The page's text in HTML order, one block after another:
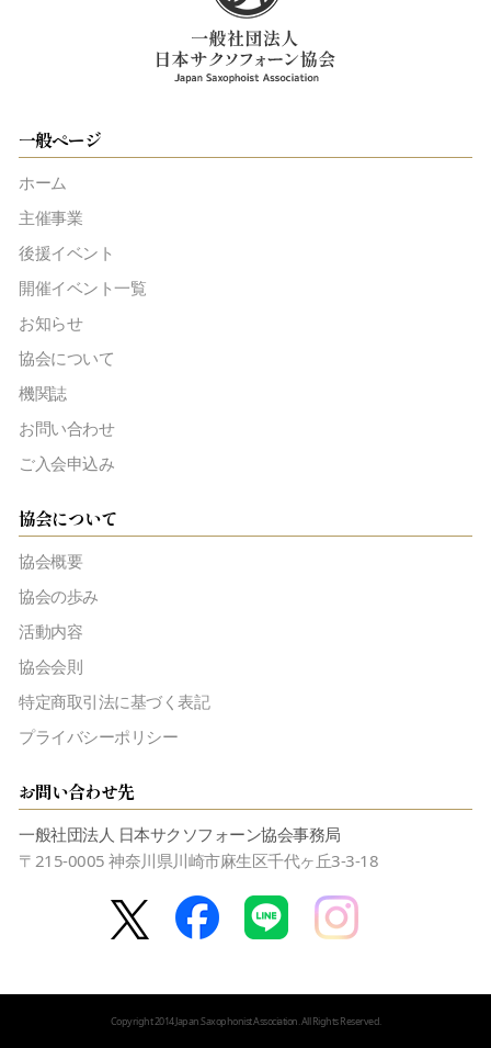
一般ページ
ホーム
主催事業
後援イベント
開催イベント一覧
お知らせ
協会について
機関誌
お問い合わせ
ご入会申込み
協会について
協会概要
協会の歩み
活動内容
協会会則
特定商取引法に基づく表記
プライバシーポリシー
お問い合わせ先
一般社団法人 日本サクソフォーン協会事務局
〒215-0005 神奈川県川崎市麻生区千代ヶ丘3-3-18
Copyright 2014 Japan.Saxophonist.Association. All Rights Reserved.